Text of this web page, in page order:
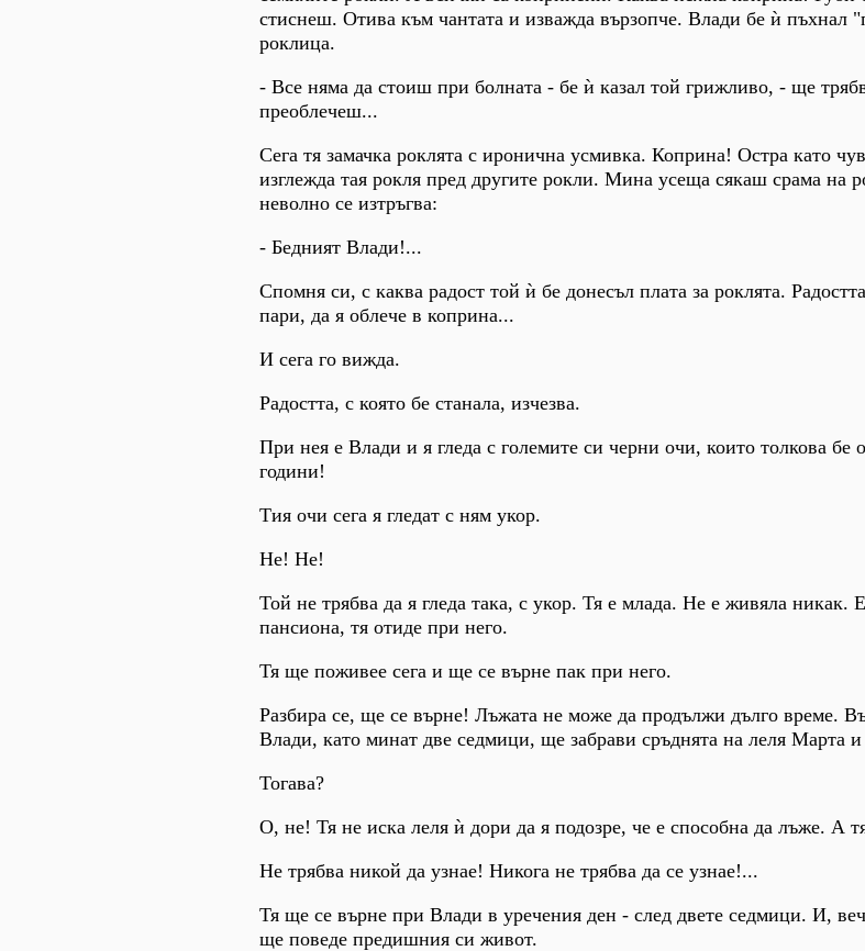
стиснеш. Отива към чантата и изважда вързопче. Влади бе ѝ пъхнал
роклица.
- Все няма да стоиш при болната - бе ѝ казал той грижливо, - ще
преоблечеш...
Сега тя замачка роклята с иронична усмивка. Коприна! Остра като
изглежда тая рокля пред другите рокли. Мина усеща сякаш срама на
неволно се изтръгва:
- Бедният Влади!...
Спомня си, с каква радост той ѝ бе донесъл плата за роклята.
пари, да я облече в коприна...
И сега го вижда.
Радостта, с която бе станала, изчезва.
При нея е Влади и я гледа с големите си черни очи, които толкова бе
години!
Тия очи сега я гледат с ням укор.
Не! Не!
Той не трябва да я гледа така, с укор. Тя е млада. Не е живяла никак.
пансиона, тя отиде при него.
Тя ще поживее сега и ще се върне пак при него.
Разбира се, ще се върне! Лъжата не може да продължи дълго време.
Влади, като минат две седмици, ще забрави сръднята на леля Марта
Тогава?
О, не! Тя не иска леля ѝ дори да я подозре, че е способна да лъже. А
Не трябва никой да узнае! Никога не трябва да се узнае!...
Тя ще се върне при Влади в уречения ден - след двете седмици. И,
ще поведе предишния си живот.